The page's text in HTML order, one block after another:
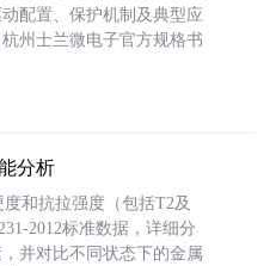
配置、保护机制及典型应
州士兰微电子官方规格书
分析
和抗拉强度（包括T2及
2012标准数据，详细分
并对比不同状态下的金属